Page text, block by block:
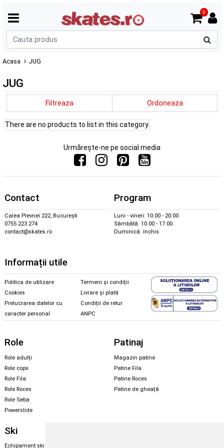
0
Acasa JUG
JUG
Filtreaza Ordoneaza
There are no products to list in this category.
Urmărește-ne pe social media
Contact
Calea Plevnei 222, București
0755 223 274
contact@skates.ro
Program
Luni - vineri: 10.00 - 20.00
Sâmbătă: 10.00 - 17.00
Duminică: închis
Informații utile
Politica de utilizare
Cookies
Prelucrarea datelor cu
caracter personal
Termeni și condiții
Livrare și plată
Condiții de retur
ANPC
Role
Role adulți
Role copii
Role Fila
Role Roces
Role Seba
Powerslide
Patinaj
Magazin patine
Patine Fila
Patine Roces
Patine de gheață
Ski
Echipament ski